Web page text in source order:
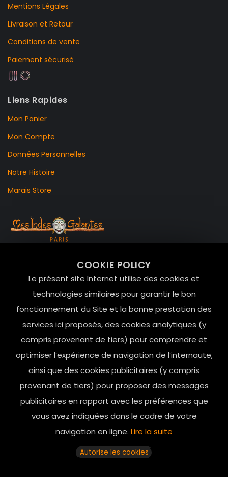
COOKIE POLICY
Le présent site Internet utilise des cookies et
technologies similaires pour garantir le bon
fonctionnement du Site et la bonne prestation des
services ici proposés, des cookies analytiques (y
compris provenant de tiers) pour comprendre et
optimiser l’expérience de navigation de l’internaute,
ainsi que des cookies publicitaires (y compris
provenant de tiers) pour proposer des messages
publicitaires en rapport avec les préférences que
vous avez indiquées dans le cadre de votre
navigation en ligne. Lire la suite
Autorise les cookies
Mentions Légales
Livraison et Retour
Conditions de vente
Paiement sécurisé
Liens Rapides
Mon Panier
Mon Compte
Données Personnelles
Notre Histoire
Marais Store
Le Marais, 75004 Paris
contact@mesindesgalantes.com
01.42.72.42.51
Horaires d’ouverture: 11h - 19h30 Du lundi au dimanche